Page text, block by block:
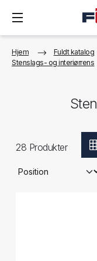
Hjem Fuldt katalog
Stenslags- og interiørrens
28 Produkter